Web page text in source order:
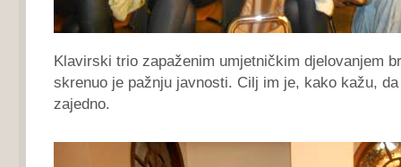
Klavirski trio zapaženim umjetničkim djelovanjem
skrenuo je pažnju javnosti. Cilj im je, kako kažu,
zajedno.